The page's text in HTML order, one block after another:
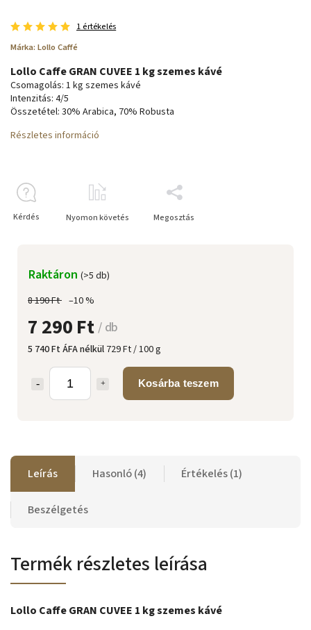
1 értékelés
Márka: Lollo Caffé
8 190 Ft –10 %
7 290 Ft/ db
5 740 Ft ÁFA nélkül 729 Ft / 100 g
Kosárba teszem
Raktáron (>5 db)
Lollo Caffe GRAN CUVEE 1 kg szemes kávé
Csomagolás: 1 kg szemes kávé
Intenzitás: 4/5
Összetétel: 30% Arabica, 70% Robusta
Részletes információ
Kérdés Nyomon követés Megosztás
Leírás Hasonló (4) Értékelés (1)
Beszélgetés
Termék részletes leírása
Lollo Caffe GRAN CUVEE 1 kg szemes kávé